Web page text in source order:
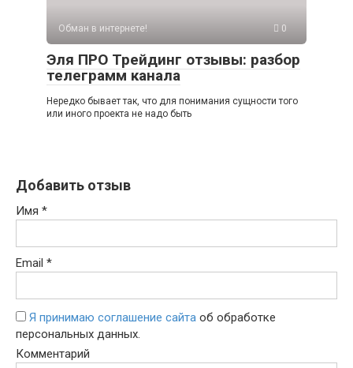
Обман в интернете! 0
Эля ПРО Трейдинг отзывы: разбор
телеграмм канала
Нередко бывает так, что для понимания сущности того
или иного проекта не надо быть
Добавить отзыв
Имя *
Email *
Я принимаю соглашение сайта об обработке
персональных данных.
Комментарий